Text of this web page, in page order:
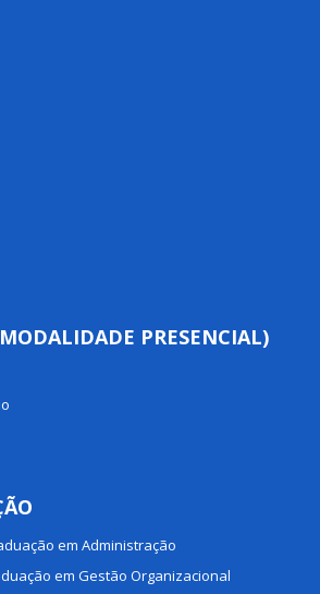
PRESENCIAL)
em Administração
em Gestão Organizacional